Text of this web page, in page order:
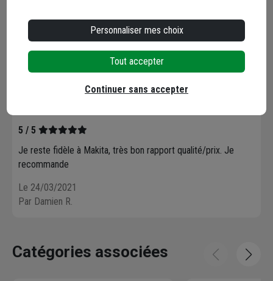
peuvent laisser un commentaire
5,0 / 5
5 / 5
Je reste fidèle à Makita, très bon rapport qualité/prix. Je
recommande
Le 24/03/2021
Par Damien R.
Catégories associées
Personnaliser mes choix
Tout accepter
Continuer sans accepter